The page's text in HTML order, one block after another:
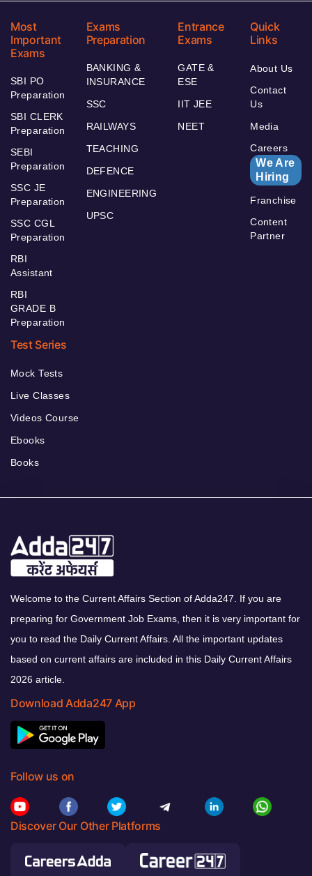
Most
Important
Exams
SBI PO
Preparation
SBI CLERK
Preparation
SEBI
Preparation
SSC JE
Preparation
SSC CGL
Preparation
RBI
Assistant
RBI
GRADE B
Preparation
Exams
Preparation
BANKING &
INSURANCE
SSC
RAILWAYS
TEACHING
DEFENCE
ENGINEERING
UPSC
Entrance
Exams
GATE &
ESE
IIT JEE
NEET
Quick
Links
About Us
Contact
Us
Media
Careers
We Are
Hiring
Franchise
Content
Partner
Test Series
Mock Tests
Live Classes
Videos Course
Ebooks
Books
Welcome to the Current Affairs Section of Adda247. If you are
preparing for Government Job Exams, then it is very important for
you to read the Daily Current Affairs. All the important updates
based on current affairs are included in this Daily Current Affairs
2026 article.
Download Adda247 App
Follow us on
Discover Our Other Platforms